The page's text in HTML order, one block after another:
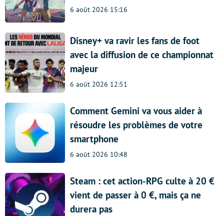
6 août 2026 15:16
Disney+ va ravir les fans de foot
avec la diffusion de ce championnat
majeur
6 août 2026 12:51
Comment Gemini va vous aider à
résoudre les problèmes de votre
smartphone
6 août 2026 10:48
Steam : cet action-RPG culte à 20 €
vient de passer à 0 €, mais ça ne
durera pas